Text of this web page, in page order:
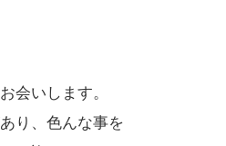
会いします。
り、色んな事を